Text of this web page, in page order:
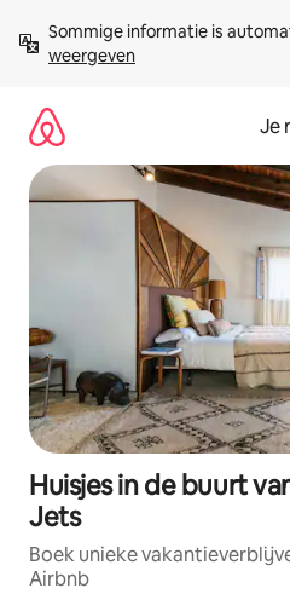
direct
naar
Sommige informatie is
weergeven
Je
Huisjes in de buurt
Jets
Boek unieke
Airbnb